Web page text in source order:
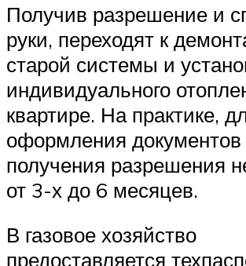
Получив разрешение и
руки, переходят к
старой системы и
индивидуального
квартире. На практике,
оформления документов
получения разрешения
от 3-х до 6 месяцев.
В газовое хозяйство
предоставляется